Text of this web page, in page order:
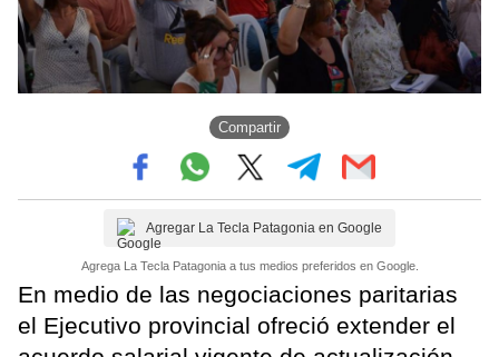
Compartir
Agregar La Tecla Patagonia en Google
Agrega La Tecla Patagonia a tus medios preferidos en Google.
En medio de las negociaciones paritarias
el Ejecutivo provincial ofreció extender el